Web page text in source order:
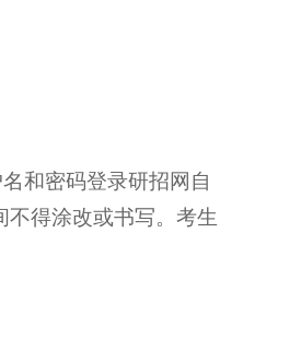
和密码登录研招网自
得涂改或书写。考生